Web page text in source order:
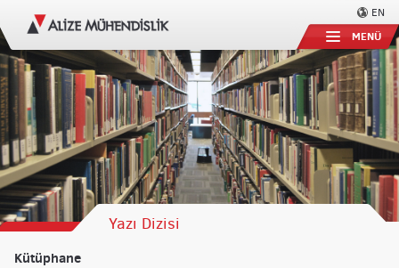
EN
MENÜ
Yazı Dizisi
Kütüphane